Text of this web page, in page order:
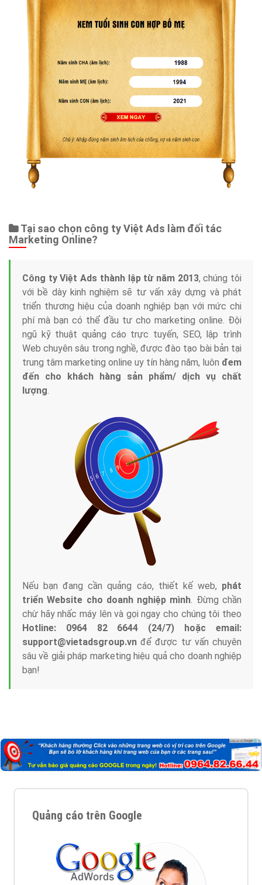
Tại sao chọn công ty Việt Ads làm đối tác
Marketing Online?
Công ty Việt Ads thành lập từ năm 2013, chúng tôi
với bề dày kinh nghiệm sẽ tư vấn xây dựng và phát
triển thương hiệu của doanh nghiệp bạn với mức chi
phí mà bạn có thể đầu tư cho marketing online. Đội
ngũ kỹ thuật quảng cáo trực tuyến, SEO, lập trình
Web chuyên sâu trong nghề, được đào tạo bài bản tại
trung tâm marketing online uy tín hàng năm, luôn đem
đến cho khách hàng sản phẩm/ dịch vụ chất
lượng.
Nếu bạn đang cần quảng cáo, thiết kế web, phát
triển Website cho doanh nghiệp mình. Đừng chần
chừ hãy nhấc máy lên và gọi ngay cho chúng tôi theo
Hotline: 0964 82 6644 (24/7) hoặc email:
support@vietadsgroup.vn để được tư vấn chuyên
sâu về giải pháp marketing hiệu quả cho doanh nghiệp
bạn!
Quảng cáo trên Google